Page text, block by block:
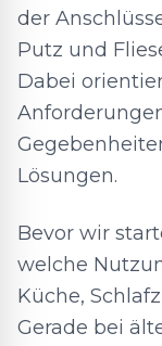
der
Putz und
Dabei
Lösungen.
Bevor wir
welche
Küche,
Gerade bei